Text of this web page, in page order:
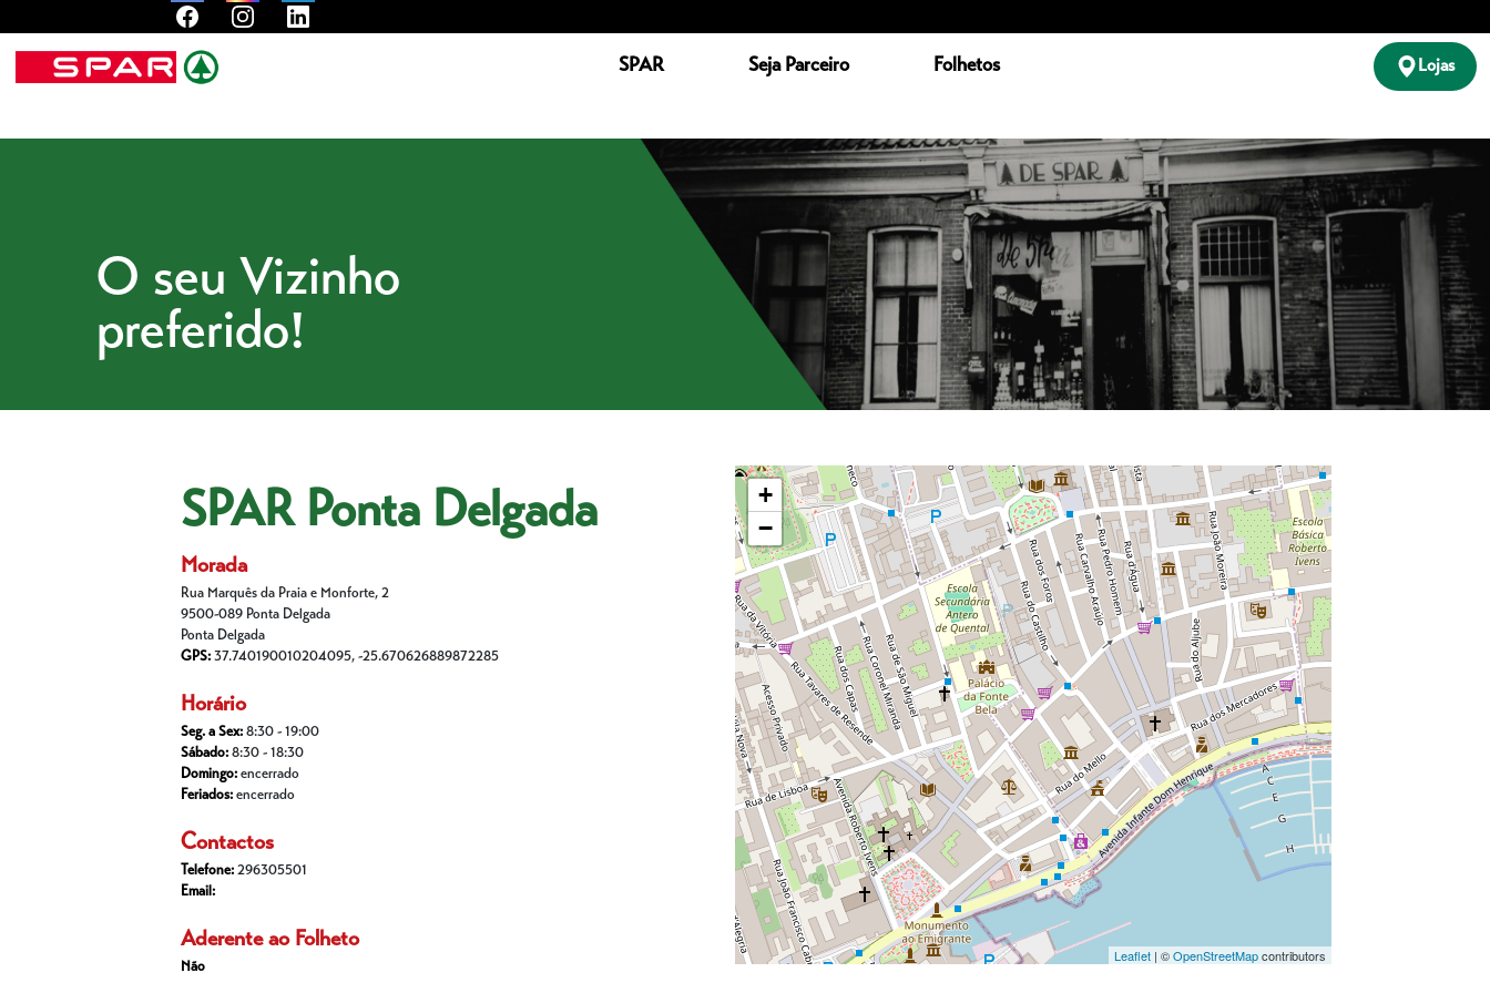
SPAR Seja Parceiro Folhetos Lojas
O seu Vizinho
preferido!
SPAR Ponta Delgada
Morada
Rua Marquês da Praia e Monforte, 2
9500-089 Ponta Delgada
Ponta Delgada
GPS: 37.740190010204095, -25.670626889872285
Horário
Seg. a Sex:8:30 - 19:00
Sábado:8:30 - 18:30
Domingo:encerrado
Feriados:encerrado
Contactos
Telefone:296305501
Email:
Aderente ao Folheto
Não
+
−
Leaflet| ©OpenStreetMapcontributors